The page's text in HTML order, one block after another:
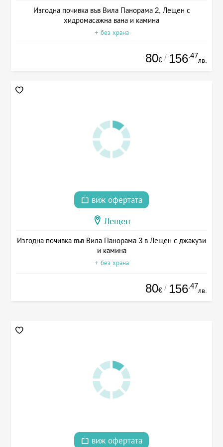
Изгодна почивка във Вила Панорама 2, Лещен с
хидромасажна вана и камина
+ без храна
80€ / 156.47
лв.
виж офертата
Лещен
Изгодна почивка във Вила Панорама 3 в Лещен с джакузи
и камина
+ без храна
80€ / 156.47
лв.
виж офертата